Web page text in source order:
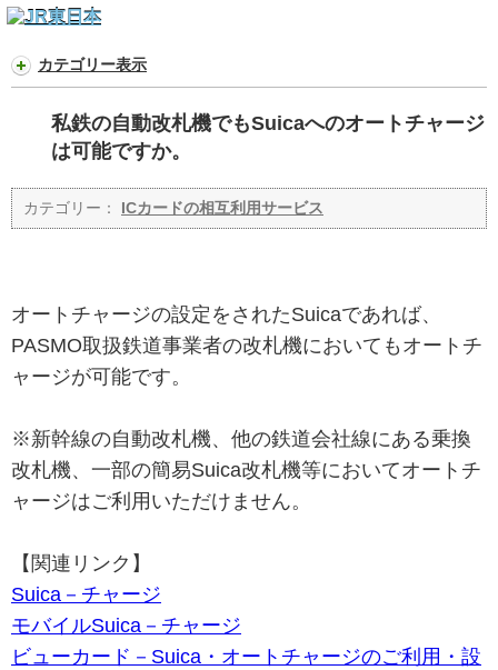
カテゴリー表示
私鉄の自動改札機でもSuicaへのオートチャージ
は可能ですか。
カテゴリー： ICカードの相互利用サービス
オートチャージの設定をされたSuicaであれば、
PASMO取扱鉄道事業者の改札機においてもオートチ
ャージが可能です。
※新幹線の自動改札機、他の鉄道会社線にある乗換
改札機、一部の簡易Suica改札機等においてオートチ
ャージはご利用いただけません。
【関連リンク】
Suica－チャージ
モバイルSuica－チャージ
ビューカード－Suica・オートチャージのご利用・設